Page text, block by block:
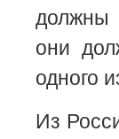
должны
они
одного
Из